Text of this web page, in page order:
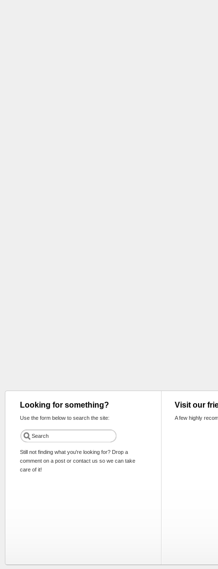
Looking for something?
Use the form below to search the site:
Still not finding what you're looking for? Drop a
comment on a post or contact us so we can take
care of it!
Visit our
A few highly